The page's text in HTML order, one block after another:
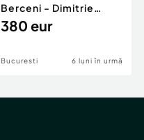
Berceni - Dimitrie
Leonida
380 eur
Bucuresti 6 luni în urmă